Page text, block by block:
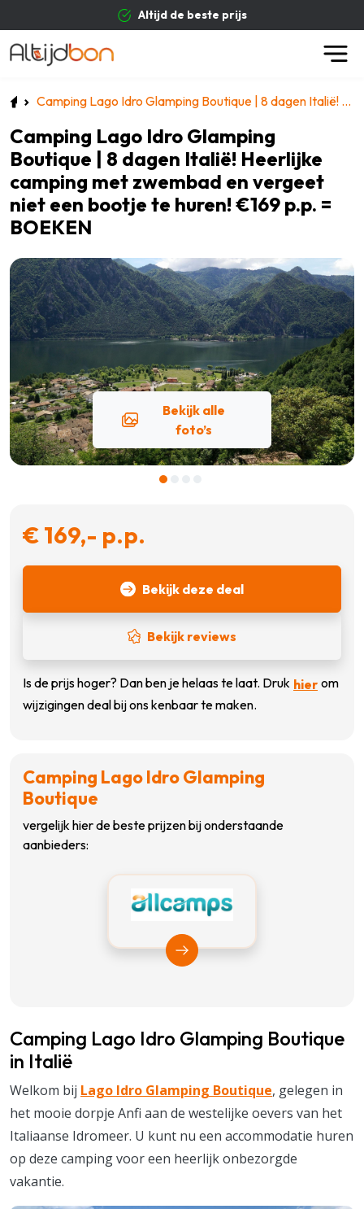
Altijd de beste prijs
Camping Lago Idro Glamping Boutique | 8 dagen Italië! Heerlijke camping met zwembad en vergeet niet een bootje te huren! €169 p.p. = BOEKEN
Camping Lago Idro Glamping
Boutique | 8 dagen Italië! Heerlijke
camping met zwembad en vergeet
niet een bootje te huren! €169 p.p. =
BOEKEN
Bekijk alle
foto’s
€ 169,- p.p.
Bekijk deze deal
Bekijk reviews
Is de prijs hoger? Dan ben je helaas te laat. Druk hier om
wijzigingen deal bij ons kenbaar te maken.
Camping Lago Idro Glamping
Boutique
vergelijk hier de beste prijzen bij onderstaande
aanbieders:
Bekijk Allcamps
Camping Lago Idro Glamping Boutique
in Italië
Welkom bij Lago Idro Glamping Boutique, gelegen in
het mooie dorpje Anfi aan de westelijke oevers van het
Italiaanse Idromeer. U kunt nu een accommodatie huren
op deze camping voor een heerlijk onbezorgde
vakantie.